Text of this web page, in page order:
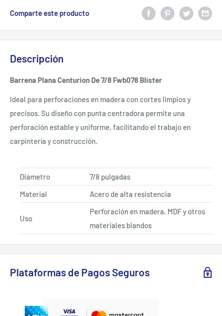
Comparte este producto
Descripción
Barrena Plana Centurion De 7/8 Fwb078 Blister
Ideal para perforaciones en madera con cortes limpios y
precisos. Su diseño con punta centradora permite una
perforación estable y uniforme, facilitando el trabajo en
carpintería y construcción.
Diámetro
7/8 pulgadas
Material
Acero de alta resistencia
Uso
Perforación en madera, MDF y otros
materiales blandos
Plataformas de Pagos Seguros